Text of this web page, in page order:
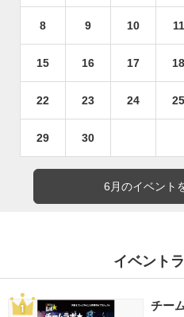
8 9 10 11
15 16 17 18
22 23 24 25
29 30
6月のイベント
イベント
チー